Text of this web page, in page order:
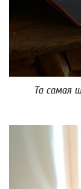
Та самая